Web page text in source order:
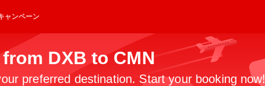
ャンペーン
DXB to CMN
preferred destination. Start your booking now!